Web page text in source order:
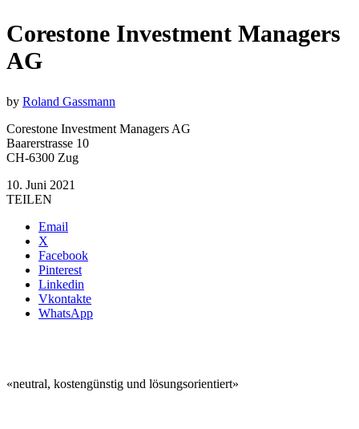
Corestone Investment Managers
AG
by Roland Gassmann
Corestone Investment Managers AG
Baarerstrasse 10
CH-6300 Zug
10. Juni 2021
TEILEN
Email
X
Facebook
Pinterest
Linkedin
Vkontakte
WhatsApp
«neutral, kostengünstig und lösungsorientiert»